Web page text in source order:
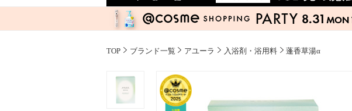
TOP ブランド一覧 アユーラ 入浴剤・浴用料 蓬香草湯α